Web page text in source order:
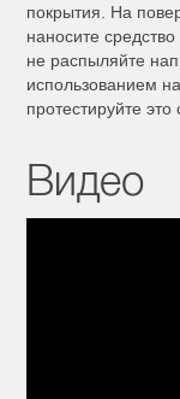
покрытия. На
наносите
не распыляйте
использованием
протестируйте это
Видео